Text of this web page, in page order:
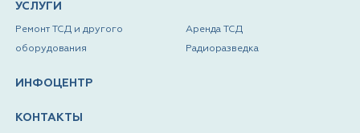
УСЛУГИ
Ремонт ТСД и другого
оборудования
Аренда ТСД
Радиоразведка
ИНФОЦЕНТР
КОНТАКТЫ